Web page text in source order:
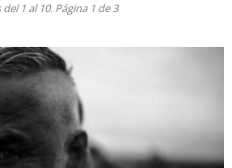
1 al 10. Página 1 de 3